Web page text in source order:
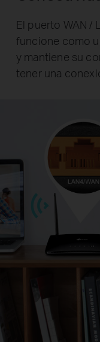
El puerto WAN /
funcione como
y mantiene su
tener una